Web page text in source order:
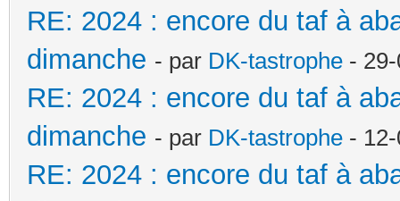
RE: 2024 : encore du taf à
dimanche - par DK-tastrophe -
RE: 2024 : encore du taf à
dimanche - par DK-tastrophe -
RE: 2024 : encore du taf à